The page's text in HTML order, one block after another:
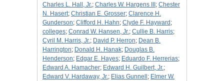
Charles L. Hall, Jr.; Charles W. Hargens III ; Chester
N. Hasert; Christian E. Grosser; Clarence H.
Gunderson; Clifford H. Hahn; Clyde F. Hayward ;
colleges; Conrad W. Hansen, Jr.; Cullie B. Harris;
Cyril M. Harris, Jr.; David P. Herron; Dean B.
Harrington; Donald H. Hanak; Douglas B.
Henderson; Edgar E. Hayes; Eduardo F. Herrerias;
Edward A. Hamacher; Edward H. Guilbert, Jr.;
Edward V. Hardaway, Jr.; Elias Gunnell ; Elmer W.